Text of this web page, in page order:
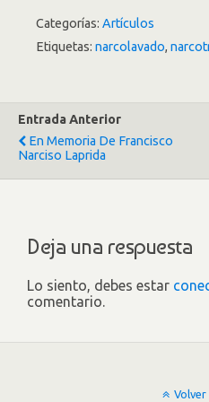
Categorías: Artículos
Etiquetas: narcolavado,
Entrada Anterior
En Memoria De Francisco
Narciso Laprida
Deja una respuesta
Lo siento, debes estar
comentario.